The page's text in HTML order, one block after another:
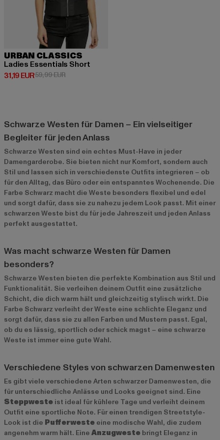
URBAN CLASSICS
Ladies Essentials Short
31,19 EUR
Derzeitiger Preis: 31,19 EUR
59,99 EURAktionspreis: 59,99 EUR
Schwarze Westen für Damen – Ein vielseitiger
Begleiter für jeden Anlass
Schwarze Westen sind ein echtes Must-Have in jeder
Damengarderobe. Sie bieten nicht nur Komfort, sondern auch
Stil und lassen sich in verschiedenste Outfits integrieren – ob
für den Alltag, das Büro oder ein entspanntes Wochenende. Die
Farbe Schwarz macht die Weste besonders flexibel und edel
und sorgt dafür, dass sie zu nahezu jedem Look passt. Mit einer
schwarzen Weste bist du für jede Jahreszeit und jeden Anlass
perfekt ausgestattet.
Was macht schwarze Westen für Damen
besonders?
Schwarze Westen bieten die perfekte Kombination aus Stil und
Funktionalität. Sie verleihen deinem Outfit eine zusätzliche
Schicht, die dich warm hält und gleichzeitig stylisch wirkt. Die
Farbe Schwarz verleiht der Weste eine schlichte Eleganz und
sorgt dafür, dass sie zu allen Farben und Mustern passt. Egal,
ob du es lässig, sportlich oder schick magst – eine schwarze
Weste ist immer eine gute Wahl.
Verschiedene Styles von schwarzen Damenwesten
Es gibt viele verschiedene Arten schwarzer Damenwesten, die
für unterschiedliche Anlässe und Looks geeignet sind. Eine
Steppweste ist ideal für kühlere Tage und verleiht deinem
Outfit eine sportliche Note. Für einen trendigen Streetstyle-
Look ist die Pufferweste eine modische Wahl, die zudem
angenehm warm hält. Eine Anzugweste bringt Eleganz in